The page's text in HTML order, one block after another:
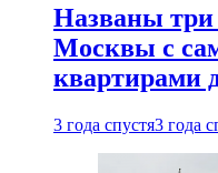
Названы три
Москвы с
квартирами
3 года спустя3 года